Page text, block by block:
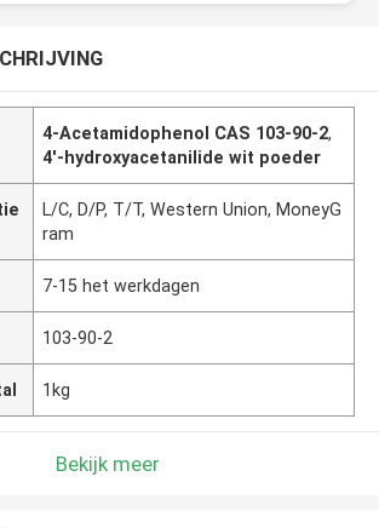
4-Acetamidophenol CAS 103-90-2,
4'-hydroxyacetanilide wit poeder
L/C, D/P, T/T, Western Union, MoneyG
ram
7-15 het werkdagen
103-90-2
1kg
Bekijk meer